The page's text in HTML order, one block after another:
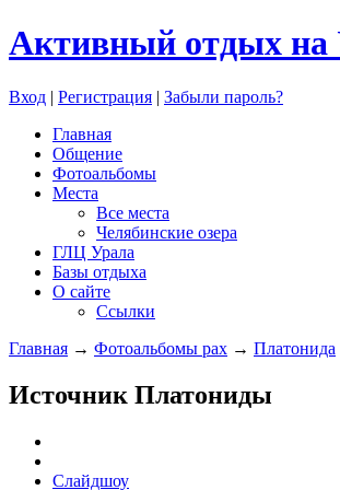
Активный отдых на
Вход | Регистрация | Забыли пароль?
Главная
Общение
Фотоальбомы
Места
Все места
Челябинские озера
ГЛЦ Урала
Базы отдыха
О сайте
Ссылки
Главная → Фотоальбомы pax → Платонида
Источник Платониды
Слайдшоу